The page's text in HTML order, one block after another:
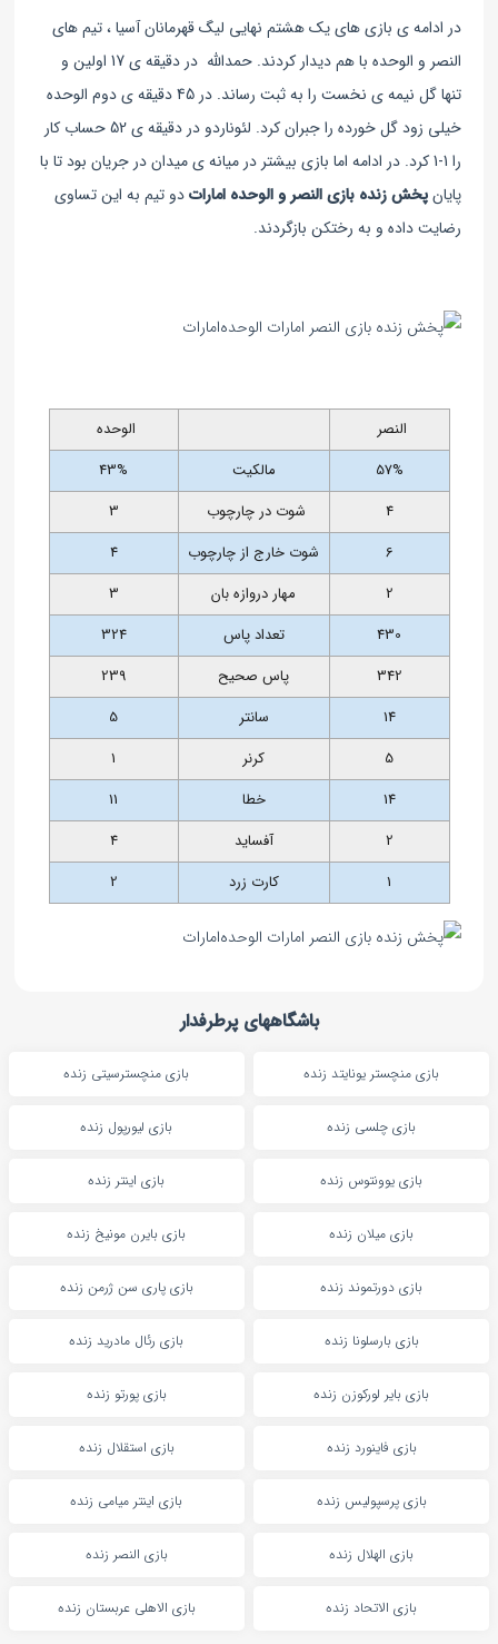
در ادامه ی بازی های یک هشتم نهایی لیگ قهرمانان آسیا ، تیم های
النصر و الوحده با هم دیدار کردند. حمدالله در دقیقه ی 17 اولین و
تنها گل نیمه ی نخست را به ثبت رساند. در 45 دقیقه ی دوم الوحده
خیلی زود گل خورده را جبران کرد. لئوناردو در دقیقه ی 52 حساب کار
را 1-1 کرد. در ادامه اما بازی بیشتر در میانه ی میدان در جریان بود تا با
پایانپخش زنده بازی النصر و الوحده‌ اماراتدو تیم به این تساوی
رضایت داده و به رختکن بازگردند.
النصر
الوحده
57%
مالکیت
43%
4
شوت در چارچوب
3
6
شوت خارج از چارچوب
4
2
مهار دروازه بان
3
430
تعداد پاس
324
342
پاس صحیح
239
14
سانتر
5
5
کرنر
1
14
خطا
11
2
آفساید
4
1
کارت زرد 2
باشگاههای پرطرفدار
بازی منچستر یونایتد زنده بازی منچسترسیتی زنده
بازی چلسی زنده بازی لیورپول زنده
بازی یوونتوس زنده بازی اینتر زنده
بازی میلان زنده بازی بایرن مونیخ زنده
بازی دورتموند زنده بازی پاری سن ژرمن زنده
بازی بارسلونا زنده بازی رئال مادرید زنده
بازی بایر لورکوزن زنده بازی پورتو زنده
بازی فاینورد زنده بازی استقلال زنده
بازی پرسپولیس زنده بازی اینتر میامی زنده
بازی الهلال زنده بازی النصر زنده
بازی الاتحاد زنده بازی الاهلی عربستان زنده